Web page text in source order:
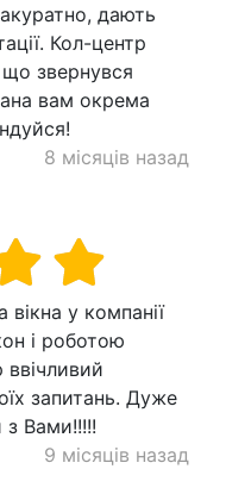
дають
Кол-центр
звернувся
вам окрема
8 місяців назад
у компанії
і роботою
запитань. Дуже
Вами!!!!!
9 місяців назад